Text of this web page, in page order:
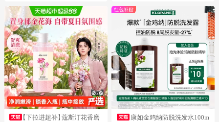
【下拉进超补】蔻斯汀花香磨
红包补贴
康如金鸡纳防脱洗发水100m